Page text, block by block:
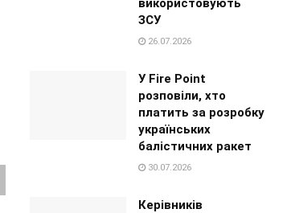
використовують
ЗСУ
26.07.2026
У Fire Point
розповіли, хто
платить за розробку
українських
балістичних ракет
30.07.2026
Керівників